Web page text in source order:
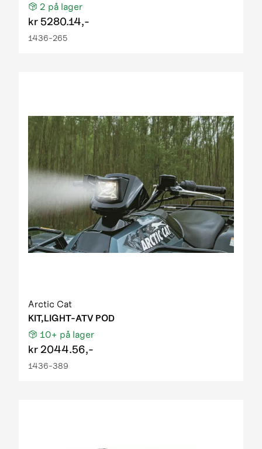
2 på lager
kr 5280.14,-
1436-265
Arctic Cat
KIT,LIGHT-ATV POD
10+ på lager
kr 2044.56,-
1436-389